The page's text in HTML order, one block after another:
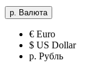
р. Валюта
€ Euro
$ US Dollar
р. Рубль